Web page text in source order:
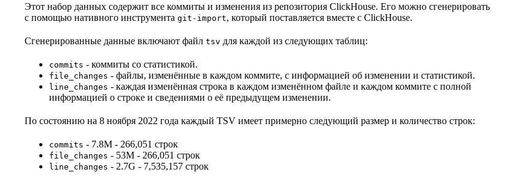
Этот набор данных содержит все коммиты и изменения из репозитория ClickHouse. Его можно сгенерировать
с помощью нативного инструмента git-import, который поставляется вместе с ClickHouse.
Сгенерированные данные включают файл tsv для каждой из следующих таблиц:
commits - коммиты со статистикой.
file_changes - файлы, изменённые в каждом коммите, с информацией об изменении и статистикой.
line_changes - каждая изменённая строка в каждом изменённом файле и каждом коммите с полной
информацией о строке и сведениями о её предыдущем изменении.
По состоянию на 8 ноября 2022 года каждый TSV имеет примерно следующий размер и количество строк:
commits - 7.8M - 266,051 строк
file_changes - 53M - 266,051 строк
line_changes - 2.7G - 7,535,157 строк